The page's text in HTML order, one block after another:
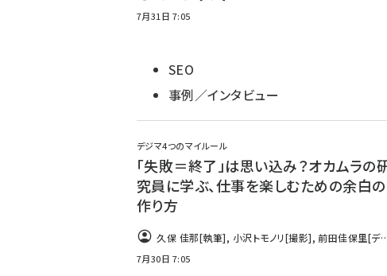
7月31日 7:05
SEO
事例／インタビュー
デジマ4つのマイルール
「失敗＝終了」は思い込み？オカムラの
究員に学ぶ、仕事を楽しむための余白の
作り方
久保 佳那[執筆], 小沢トモノリ[撮影], 前田佳保里[デ
7月30日 7:05